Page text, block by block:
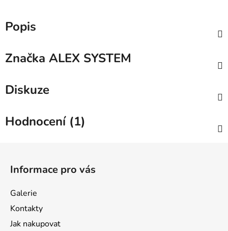
Popis
Značka ALEX SYSTEM
Diskuze
Hodnocení (1)
Informace pro vás
Galerie
Kontakty
Jak nakupovat